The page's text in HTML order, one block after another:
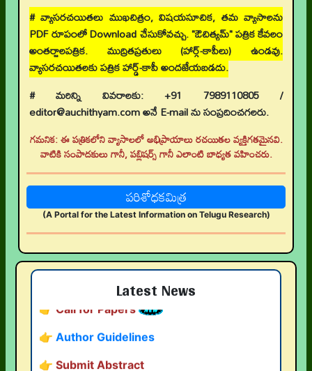
# వ్యాసరచయితలు ముఖచిత్రం, విషయసూచిక, తమ వ్యాసాలను
PDF రూపంలో Download చేసుకోవచ్చు. "ఔచిత్యమ్" పత్రిక కేవలం
అంతర్జాలపత్రిక. ముద్రితప్రతులు (హార్డ్-కాపీలు) ఉండవు.
వ్యాసరచయితలకు పత్రిక హార్డ్-కాపీ అందజేయబడదు.
# మరిన్ని వివరాలకు: +91 7989110805 /
editor@auchithyam.com అనే E-mail ను సంప్రదించగలరు.
గమనిక: ఈ పత్రికలోని వ్యాసాలలో అభిప్రాయాలు రచయితల వ్యక్తిగతమైనవి.
వాటికి సంపాదకులు గానీ, పబ్లిషర్స్ గానీ ఎలాంటి బాధ్యత వహించరు.
పరిశోధకమిత్ర
(A Portal for the Latest Information on Telugu Research)
Latest News
👉 నవతరం పరిశోధనలు
👉 Current Issue
👉 Call for Papers
👉 Author Guidelines
👉 Submit Abstract